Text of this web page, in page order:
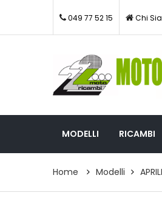
049 77 52 15 Chi
MODELLI RICAMBI
Home Modelli